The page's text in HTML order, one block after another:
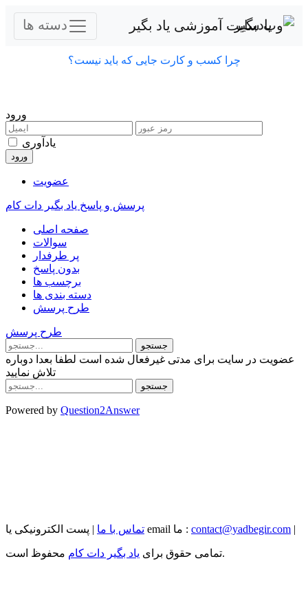
ورود
یادآوری
عضویت
پرسش و پاسخ یاد بگیر دات کام
صفحه اصلی
سوالات
پر طرفدار
بدون پاسخ
برچسب ها
دسته بندی ها
طرح پرسش
طرح پرسش
عضویت در سایت برای مدتی غیرفعال شده است لطفا بعدا دوباره
تلاش نمایید
Powered by Question2Answer
تماس با ما | پست الکترونیکی یا email ما : contact@yadbegir.com |
تمامی حقوق برای یاد بگیر دات کام
محفوظ است.